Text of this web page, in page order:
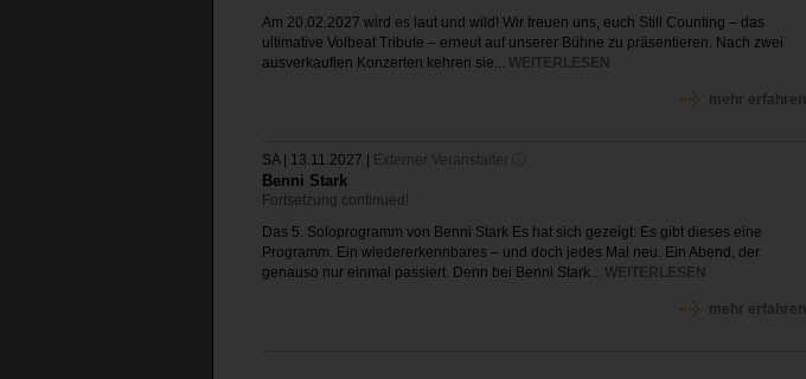
Am 20.02.2027 wird es laut und wild! Wir freuen uns, euch Still Counting – das
ultimative Volbeat Tribute – erneut auf unserer Bühne zu präsentieren. Nach zwei
ausverkauften Konzerten kehren sie... WEITERLESEN
mehr erfahren
SA | 13.11.2027 | Externer Veranstalter ⓘ
Benni Stark
Fortsetzung continued!
Das 5. Soloprogramm von Benni Stark Es hat sich gezeigt: Es gibt dieses eine
Programm. Ein wiedererkennbares – und doch jedes Mal neu. Ein Abend, der
genauso nur einmal passiert. Denn bei Benni Stark... WEITERLESEN
mehr erfahren